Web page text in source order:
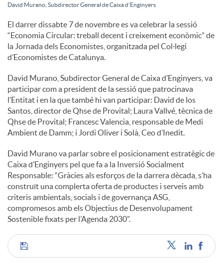
c
o
n
t
i
n
g
u
David Murano, Subdirector General de Caixa d’Enginyers
El darrer dissabte 7 de novembre es va celebrar la sessió
“Economia Circular: treball decent i creixement econòmic” de
la Jornada dels Economistes, organitzada pel Col·legi
d’Economistes de Catalunya.
David Murano, Subdirector General de Caixa d’Enginyers, va
participar com a president de la sessió que patrocinava
l’Entitat i en la que també hi van participar: David de los
Santos, director de Qhse de Provital; Laura Vallvé, tècnica de
Qhse de Provital; Francesc Valencia, responsable de Medi
Ambient de Damm; i Jordi Oliver i Solà, Ceo d’Inedit.
David Murano va parlar sobre el posicionament estratègic de
Caixa d’Enginyers pel que fa a la Inversió Socialment
Responsable: “Gràcies als esforços de la darrera dècada, s’ha
construït una complerta oferta de productes i serveis amb
criteris ambientals, socials i de governança ASG,
compromesos amb els Objectius de Desenvolupament
Sostenible fixats per l’Agenda 2030”.
C